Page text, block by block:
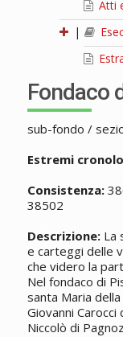
Atti
|
Fondaco
sub-fondo /
Estremi
Consistenza:
38502
Descrizione:La
e carteggi delle
che videro la
Nel fondaco di
santa Maria
Giovanni
Niccolò di